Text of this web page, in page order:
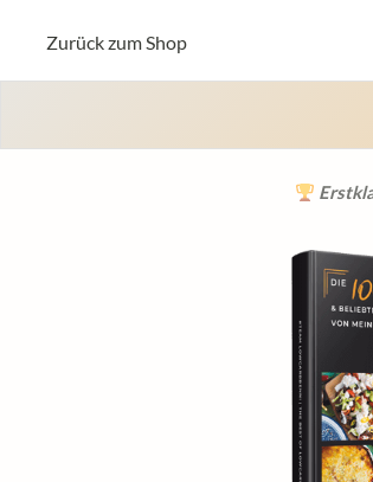
Zurück zum Shop